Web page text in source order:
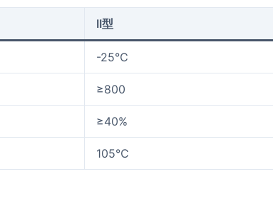
II型
-25℃
≥800
≥40%
105℃